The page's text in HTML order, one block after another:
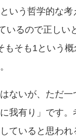
いう哲学的な
いるので正しい
もそも1という
ないが、ただ
我有り」です。
ていると思わ